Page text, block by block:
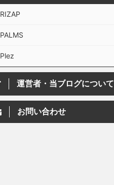
RIZAP
PALMS
Plez
運営者・当ブログについて
お問い合わせ